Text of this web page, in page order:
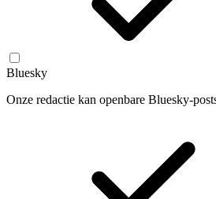
Bluesky
Onze redactie kan openbare Bluesky-